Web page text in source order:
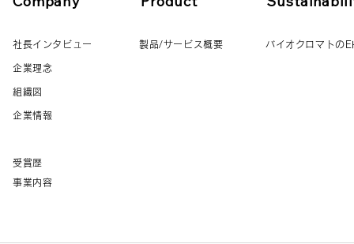
社長インタビュー
企業理念
組織図
企業情報
受賞歴
製品/サービス概要
事業内容
バイオクロマトの